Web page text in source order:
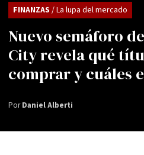
Nuevo semáforo
City revela qué
comprar y cuáles
FINANZAS / La lupa del mercado
PorDaniel Alberti